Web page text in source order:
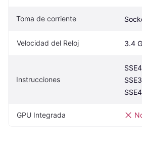
Toma de corriente
Velocidad del Reloj 3.4
Instrucciones
GPU Integrada